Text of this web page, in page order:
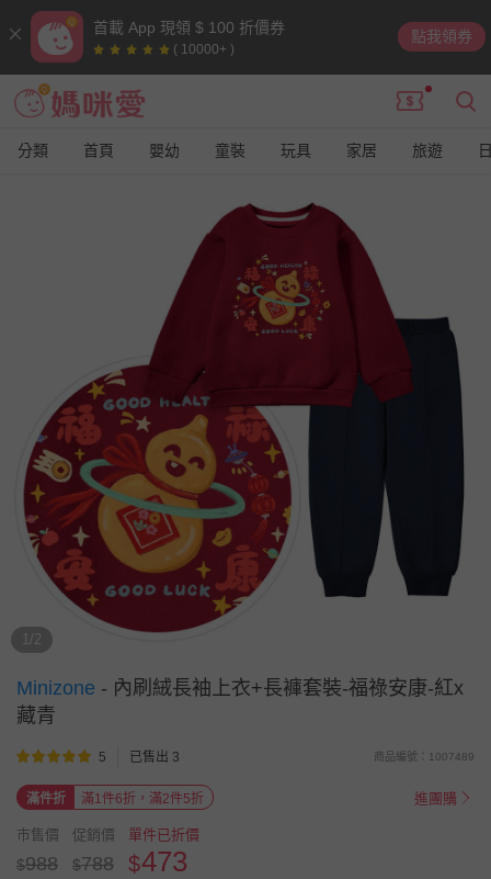
首載 App 現領 $ 100 折價券
( 10000+ )
點我領券
分類 首頁 嬰幼 童裝 玩具 家居 旅遊
1/2
Minizone - 內刷絨長袖上衣+長褲套裝-福祿安康-紅x
藏青
5 已售出 3 商品編號：1007489
滿件折 滿1件6折，滿2件5折 進團購
市售價
$988
促銷價
$788
單件已折價
$473